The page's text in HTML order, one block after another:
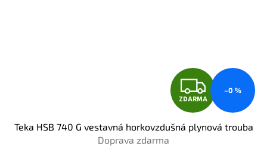
Z
D
A
ZDARMA
–0 %
Teka HSB 740 G vestavná horkovzdušná plynová trouba
Doprava zdarma